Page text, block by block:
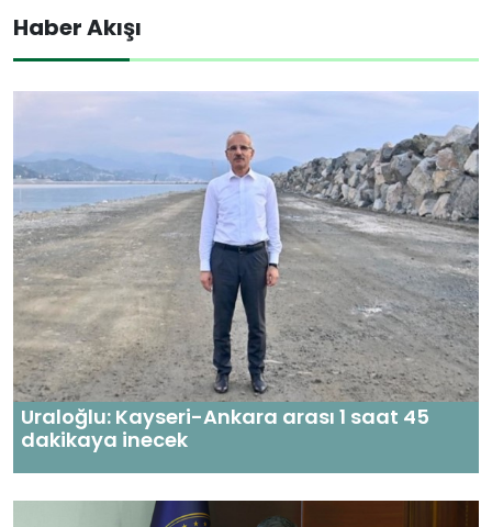
Haber Akışı
Uraloğlu: Kayseri-Ankara arası 1 saat 45
dakikaya inecek